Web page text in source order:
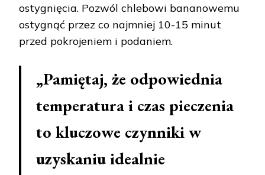
ostygnięcia. Pozwól chlebowi bananowemu
ostygnąć przez co najmniej 10-15 minut
przed pokrojeniem i podaniem.
„Pamiętaj, że odpowiednia
temperatura i czas pieczenia
to kluczowe czynniki w
uzyskaniu idealnie